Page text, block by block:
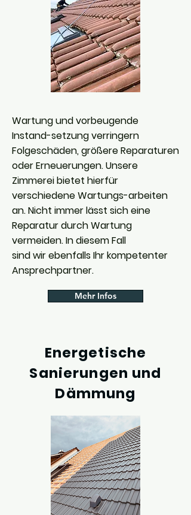
Wartung und vorbeugende
Instand-setzung verringern
Folgeschäden, größere Reparaturen
oder Erneuerungen. Unsere
Zimmerei bietet hierfür
verschiedene Wartungs-arbeiten
an. Nicht immer lässt sich eine
Reparatur durch Wartung
vermeiden. In diesem Fall
sind wir ebenfalls Ihr kompetenter
Ansprechpartner.
Mehr Infos
Energetische
Sanierungen und
Dämmung